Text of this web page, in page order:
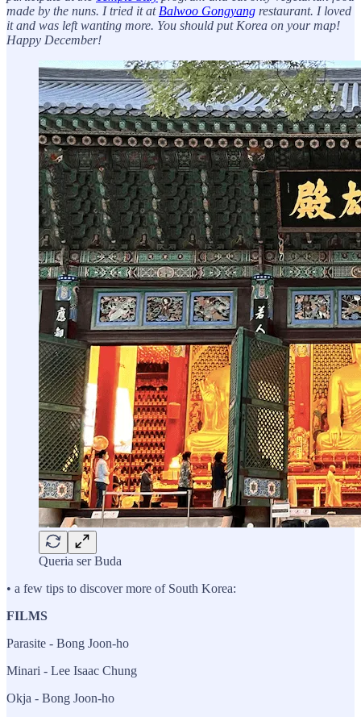
made by the nuns. I tried it at Balwoo Gongyang restaurant. I loved
it and was left wanting more. You should put Korea on your map!
Happy December!
Queria ser Buda
• a few tips to discover more of South Korea:
FILMS
Parasite - Bong Joon-ho
Minari - Lee Isaac Chung
Okja - Bong Joon-ho